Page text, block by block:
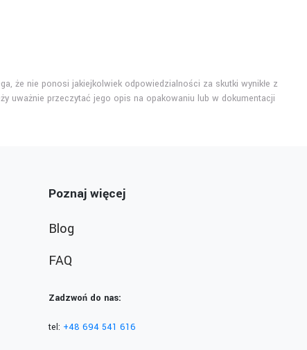
że nie ponosi jakiejkolwiek odpowiedzialności za skutki wynikłe z
uważnie przeczytać jego opis na opakowaniu lub w dokumentacji
Poznaj więcej
Blog
FAQ
Zadzwoń do nas:
tel: +48 694 541 616